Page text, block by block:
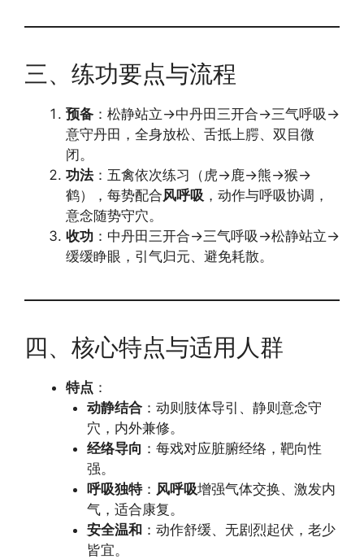
三、练功要点与流程
预备 ：松静站立→中丹田三开合→三气呼吸→
意守丹田，全身放松、舌抵上腭、双目微
闭。
功法：五禽依次练习（虎→鹿→熊→猴→
鹤），每势配合风呼吸 ，动作与呼吸协调，
意念随势守穴。
收功 ：中丹田三开合→三气呼吸→松静站立→
缓缓睁眼，引气归元、避免耗散。
四、核心特点与适用人群
特点 ：
动静结合：动则肢体导引、静则意念守
穴，内外兼修。
经络导向 ：每戏对应脏腑经络，靶向性
强。
呼吸独特： 风呼吸增强气体交换、激发内
气，适合康复。
安全温和 ：动作舒缓、无剧烈起伏，老少
皆宜。